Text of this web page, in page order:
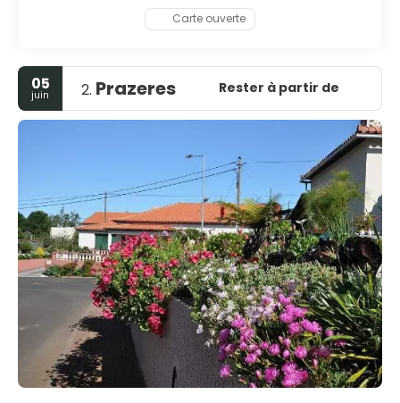
Carte ouverte
05
juin 2. Prazeres Rester à partir de